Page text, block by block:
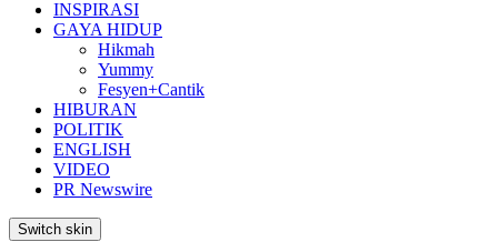
INSPIRASI
GAYA HIDUP
Hikmah
Yummy
Fesyen+Cantik
HIBURAN
POLITIK
ENGLISH
VIDEO
PR Newswire
Switch skin